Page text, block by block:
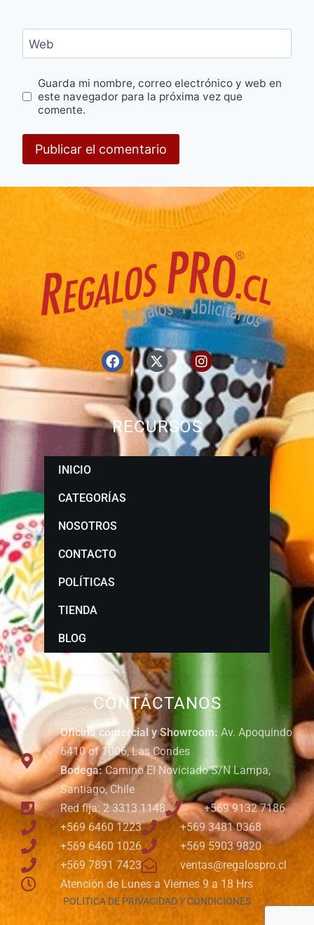
Web
Guarda mi nombre, correo electrónico y web en
este navegador para la próxima vez que
comente.
CONTÁCTANOS
Oficina comercial y Showroom: Av. Apoquindo
6410 of 1006, Las Condes
Bodega:Camino El Noviciado S/N Lampa,
Santiago, Chile
Red fija: 2 3313 1148
+569 9132 7186
+569 6460 1223
+569 3481 0368
+569 6460 1026
+569 5903 9820
+569 7891 7423
ventas@regalospro.cl
Atención de Lunes a Viernes 9 a 18 Hrs
POLÍTICA DE PRIVACIDAD Y CONDICIONES
RECURSOS
INICIO
CATEGORÍAS
NOSOTROS
CONTACTO
POLÍTICAS
TIENDA
BLOG